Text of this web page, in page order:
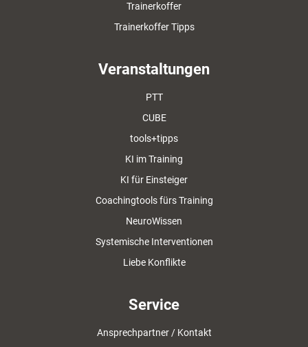
Trainerkoffer
Trainerkoffer Tipps
Veranstaltungen
PTT
CUBE
tools+tipps
KI im Training
KI für Einsteiger
Coachingtools fürs Training
NeuroWissen
Systemische Interventionen
Liebe Konflikte
Service
Ansprechpartner / Kontakt